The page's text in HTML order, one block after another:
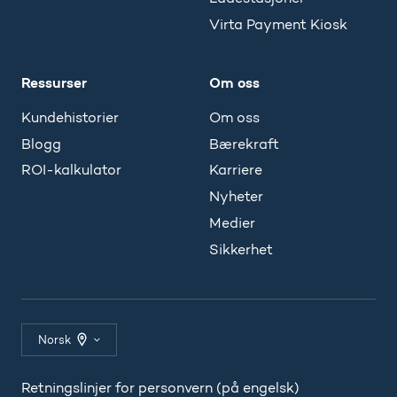
Virta Payment Kiosk
Ressurser
Kundehistorier
Blogg
ROI-kalkulator
Om oss
Om oss
Bærekraft
Karriere
Nyheter
Medier
Sikkerhet
Norsk
Retningslinjer for personvern (på engelsk)